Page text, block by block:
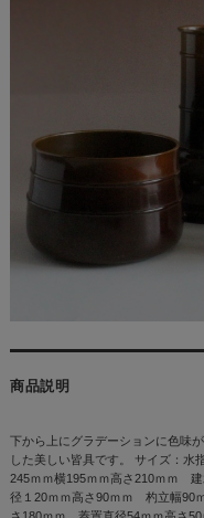
商品説明
下から上にグラデーションに色味
した美しい皆具です。 サイズ：水
245ｍｍ横195ｍｍ高さ210ｍｍ 建
径１20ｍｍ高さ90ｍｍ 杓立幅90
さ180ｍｍ 蓋置直径54ｍｍ高さ50